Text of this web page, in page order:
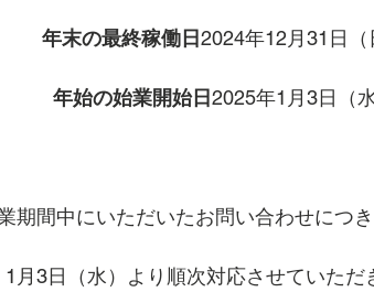
年末の最終稼働日2024年12月31日（
年始の始業開始日2025年1月3日（水
期間中にいただいたお問い合わせにつき
1月3日（水）より順次対応させていただ